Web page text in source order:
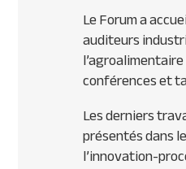
Le Forum a
auditeurs
conférences et
Les derniers
présentés dans
l’innovation-